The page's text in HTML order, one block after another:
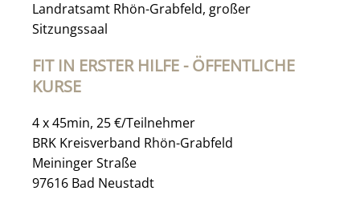
Landratsamt Rhön-Grabfeld, großer
Sitzungssaal
FIT IN ERSTER HILFE - ÖFFENTLICHE
KURSE
4 x 45min, 25 €/Teilnehmer
BRK Kreisverband Rhön-Grabfeld
Meininger Straße
97616 Bad Neustadt